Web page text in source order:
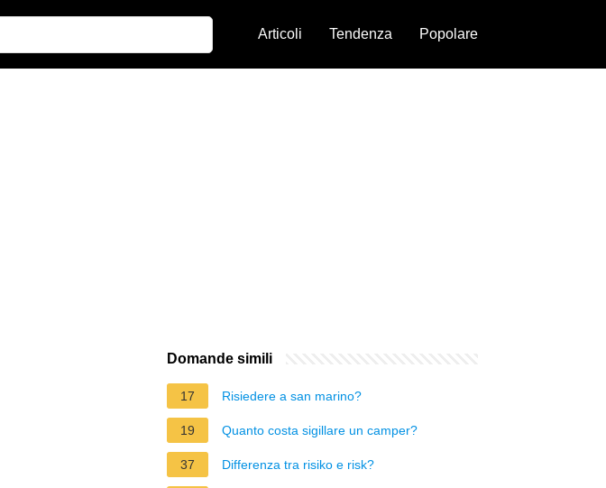
Articoli Tendenza Popolare
Domande simili
17 Risiedere a san marino?
19 Quanto costa sigillare un camper?
37 Differenza tra risiko e risk?